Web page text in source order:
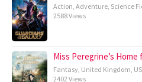
Action, Adventure, Science
2588 Views
Miss Peregrine’s
Fantasy, United Kingdom,
2402 Views